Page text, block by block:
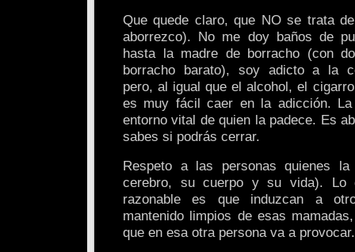
Que quede claro, que NO se trata
aborrezco). No me doy baños de
hasta la madre de borracho (con
borracho barato), soy adicto a la
pero, al igual que el alcohol, el
es muy fácil caer en la adicción.
entorno vital de quien la padece. Es
sabes si podrás cerrar.
Respeto a las personas quienes
cerebro, su cuerpo y su vida). Lo
razonable es que induzcan a
mantenido limpios de esas
que en esa otra persona va a provocar.